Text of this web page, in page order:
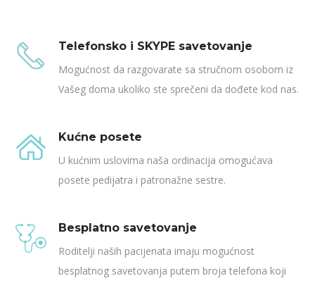
Telefonsko i SKYPE savetovanje
Mogućnost da razgovarate sa stručnom osobom iz
Vašeg doma ukoliko ste sprečeni da dođete kod nas.
Kućne posete
U kućnim uslovima naša ordinacija omogućava
posete pedijatra i patronažne sestre.
Besplatno savetovanje
Roditelji naših pacijenata imaju mogućnost
besplatnog savetovanja putem broja telefona koji